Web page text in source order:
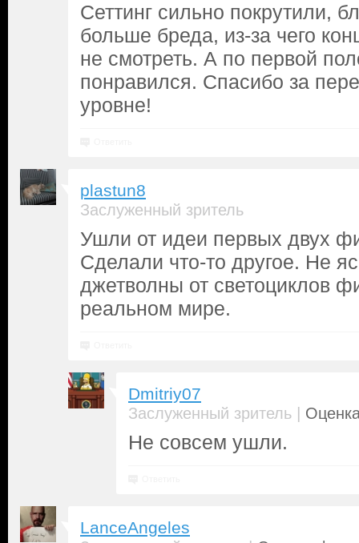
Сеттинг сильно покрутили,
больше бреда, из-за чего
не смотреть. А по первой
понравился. Спасибо за
уровне!
plastun8
Заслуженный зритель
Ушли от идеи первых двух
Сделали что-то другое. Не
джетволны от светоциклов
реальном мире.
Dmitriy07
Заслуженный зритель |
Не совсем ушли.
LanceAngeles